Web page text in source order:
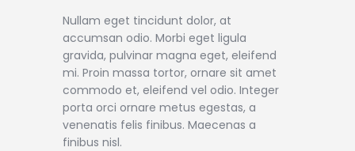
Nullam eget tincidunt dolor, at
accumsan odio. Morbi eget ligula
gravida, pulvinar magna eget, eleifend
mi. Proin massa tortor, ornare sit amet
commodo et, eleifend vel odio. Integer
porta orci ornare metus egestas, a
venenatis felis finibus. Maecenas a
finibus nisl.